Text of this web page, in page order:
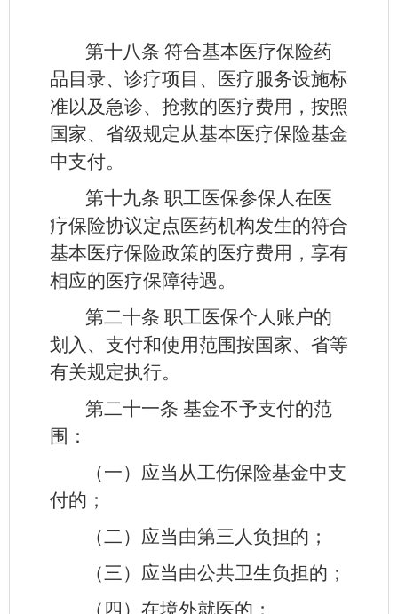
第十八条 符合基本医疗保险药
品目录、诊疗项目、医疗服务设施标
准以及急诊、抢救的医疗费用，按照
国家、省级规定从基本医疗保险基金
中支付。
第十九条 职工医保参保人在医
疗保险协议定点医药机构发生的符合
基本医疗保险政策的医疗费用，享有
相应的医疗保障待遇。
第二十条 职工医保个人账户的
划入、支付和使用范围按国家、省等
有关规定执行。
第二十一条 基金不予支付的范
围：
（一）应当从工伤保险基金中支
付的；
（二）应当由第三人负担的；
（三）应当由公共卫生负担的；
（四）在境外就医的；